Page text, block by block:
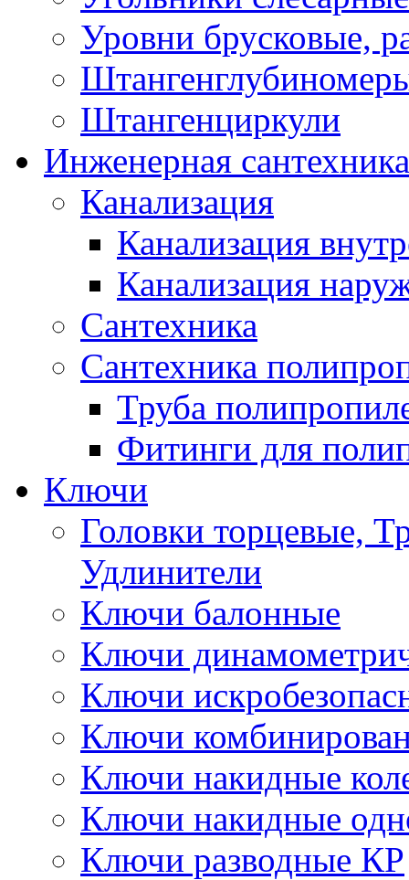
Уровни брусковые,
Штангенциркули
Инженерная сантехника
Канализация
Канализация
Канализация
Сантехника
Сантехника
Труба
Фитинги для
Ключи
Головки торцевые,
Удлинители
Ключи балонные
Ключи
Ключи
Ключи
Ключи накидные
Ключи накидные
Ключи разводные КР